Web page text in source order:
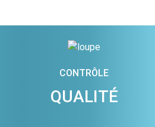
CONTRÔLE
QUALITÉ